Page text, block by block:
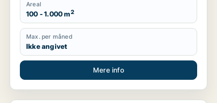
Areal
100 - 1.000 m2
Max. per måned
Ikke angivet
Mere info